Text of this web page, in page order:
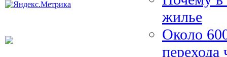
жилье
Около
перехода